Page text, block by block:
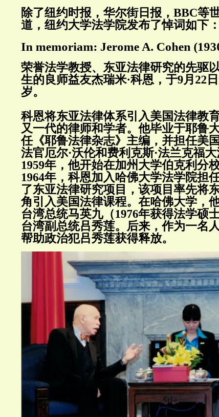
除了纽约时报，华尔街日报，BBC等
道，纽约大学法学院发布了悼词如下
In memoriam: Jerome A. Cohen
荣誉法学教授、东亚法律研究的先驱
生的良师益友杰瑞米·科恩，于9月22
岁。
科恩将东亚法律体系引入美国法律教
又一代的律师和学者。他毕业于耶鲁
任《耶鲁法律杂志》主编，并担任美
法官厄尔·沃伦和费利克斯·法兰克福
1959年，他开始在加州大学伯克利分
1964年，科恩加入哈佛大学法学院担
了东亚法律研究项目，该项目率先将
角引入美国法律课程。在哈佛大学，
台湾总统马英九（1976年获得法学硕
台湾副总统吕秀莲。后来，作为一名
帮助政治犯吕秀莲获得释放。